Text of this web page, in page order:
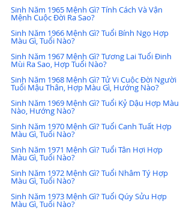
Sinh Năm 1965 Mệnh Gì? Tính Cách Và Vận
Mệnh Cuộc Đời Ra Sao?
Sinh Năm 1966 Mệnh Gì? Tuổi Bính Ngọ Hợp
Màu Gì, Tuổi Nào?
Sinh Năm 1967 Mệnh Gì? Tương Lai Tuổi Đinh
Mùi Ra Sao, Hợp Tuổi Nào?
Sinh Năm 1968 Mệnh Gì? Tử Vi Cuộc Đời Người
Tuổi Mậu Thân, Hợp Màu Gì, Hướng Nào?
Sinh Năm 1969 Mệnh Gì? Tuổi Kỷ Dậu Hợp Màu
Nào, Hướng Nào?
Sinh Năm 1970 Mệnh Gì? Tuổi Canh Tuất Hợp
Màu Gì, Tuổi Nào?
Sinh Năm 1971 Mệnh Gì? Tuổi Tân Hợi Hợp
Màu Gì, Tuổi Nào?
Sinh Năm 1972 Mệnh Gì? Tuổi Nhâm Tý Hợp
Màu Gì, Tuổi Nào?
Sinh Năm 1973 Mệnh Gì? Tuổi Qúy Sửu Hợp
Màu Gì, Tuổi Nào?